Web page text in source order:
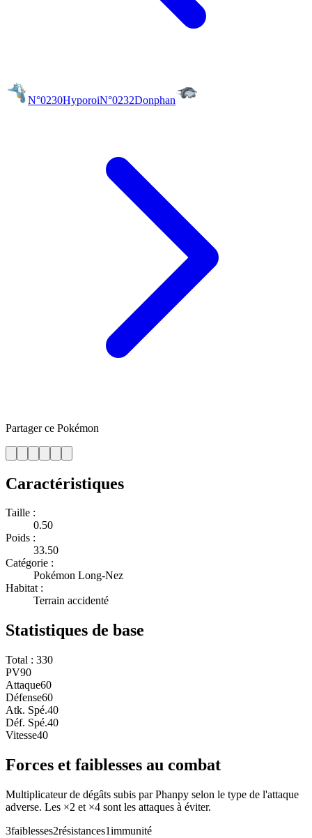
N°0230HyporoiN°0232Donphan
Partager ce Pokémon
Caractéristiques
Taille :
0.50
Poids :
33.50
Catégorie :
Pokémon Long-Nez
Habitat :
Terrain accidenté
Statistiques de base
Total : 330
PV90
Attaque60
Défense60
Atk. Spé.40
Déf. Spé.40
Vitesse40
Forces et faiblesses au combat
Multiplicateur de dégâts subis par Phanpy selon le type de l'attaque
adverse. Les ×2 et ×4 sont les attaques à éviter.
3faiblesses2résistances1immunité